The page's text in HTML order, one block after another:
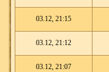
03.12, 21:15
03.12, 21:12
03.12, 21:07